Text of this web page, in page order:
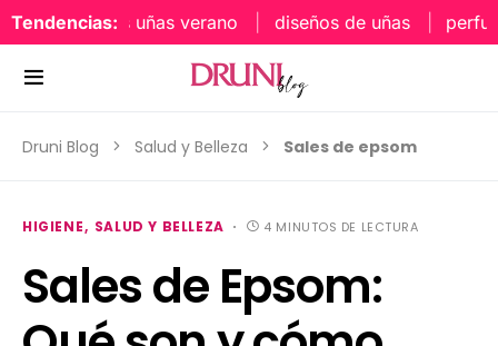
Tendencias:
tonos uñas verano diseños de uñas perfumes
Druni Blog Salud y Belleza Sales de epsom
HIGIENE SALUD Y BELLEZA 4 MINUTOS DE LECTURA
Sales de Epsom: